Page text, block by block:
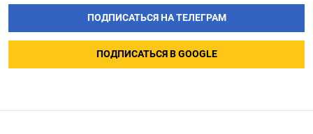
ПОДПИСАТЬСЯ НА ТЕЛЕГРАМ
ПОДПИСАТЬСЯ В GOOGLE